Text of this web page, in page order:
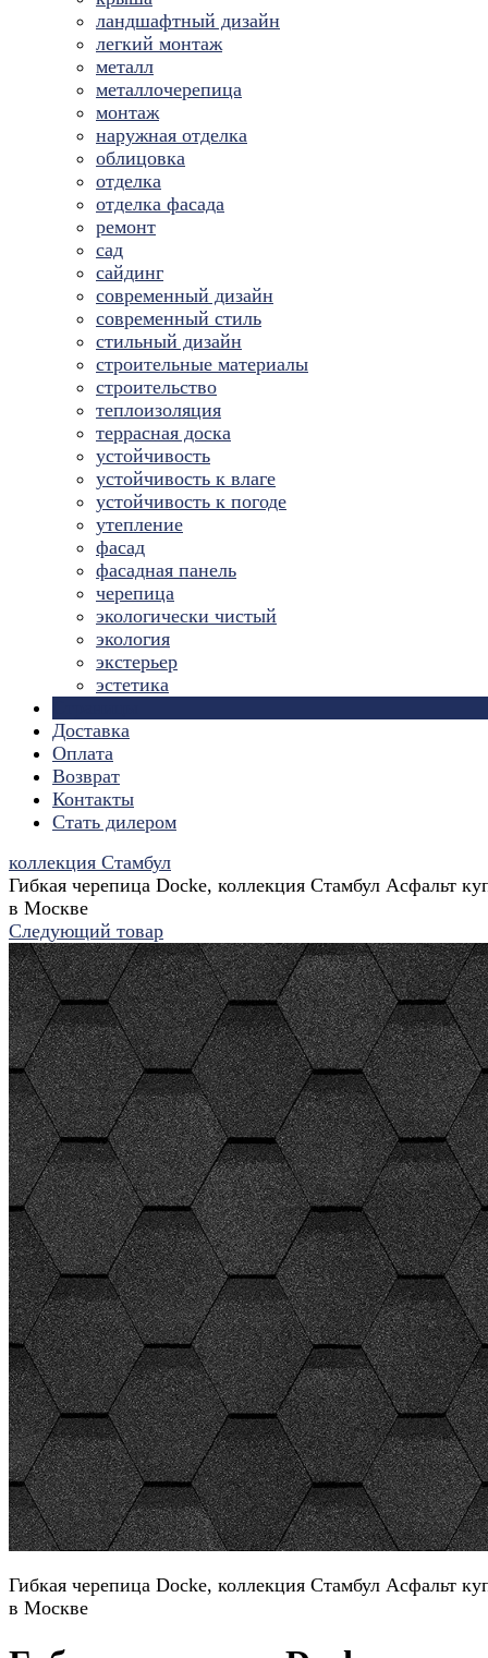
ландшафтный дизайн
легкий монтаж
металл
металлочерепица
монтаж
наружная отделка
облицовка
отделка
отделка фасада
ремонт
сад
сайдинг
современный дизайн
современный стиль
стильный дизайн
строительные материалы
строительство
теплоизоляция
террасная доска
устойчивость
устойчивость к влаге
устойчивость к погоде
утепление
фасад
фасадная панель
черепица
экологически чистый
экология
экстерьер
эстетика
Доставка
Оплата
Возврат
Контакты
Стать дилером
коллекция Стамбул
Гибкая черепица Docke, коллекция Стамбул Асфальт
в Москве
Следующий товар
Гибкая черепица Docke, коллекция Стамбул Асфальт
в Москве